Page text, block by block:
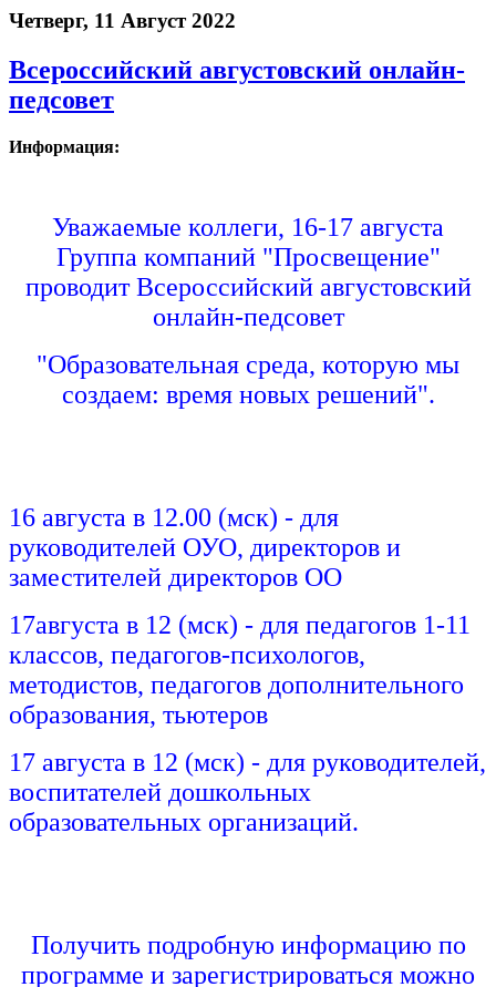
Четверг, 11 Август 2022
Всероссийский августовский онлайн-
педсовет
Информация:
Уважаемые коллеги, 16-17 августа
Группа компаний "Просвещение"
проводит Всероссийский августовский
онлайн-педсовет
"Образовательная среда, которую мы
создаем: время новых решений".
16 августа в 12.00 (мск) - для
руководителей ОУО, директоров и
заместителей директоров ОО
17августа в 12 (мск) - для педагогов 1-11
классов, педагогов-психологов,
методистов, педагогов дополнительного
образования, тьютеров
17 августа в 12 (мск) - для руководителей,
воспитателей дошкольных
образовательных организаций.
Получить подробную информацию по
программе и зарегистрироваться можно